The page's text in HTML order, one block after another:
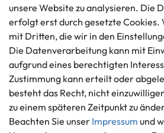
info@gameworld.de
Kontaktformular
Informationen
Ankauf
Über uns
Häufig gestellte Fragen
unsere Website zu analysieren. Die
erfolgt erst durch gesetzte Cookies.
mit Dritten, die wir in den
Die Datenverarbeitung kann mit
aufgrund eines berechtigten
Zustimmung kann erteilt oder
besteht das Recht, nicht
zu einem späteren Zeitpunkt zu
Beachten Sie unser Impressum und